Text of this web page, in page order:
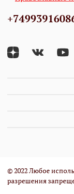
© 2022 Любое
разрешения